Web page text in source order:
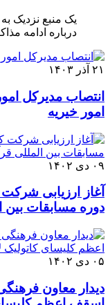
یک منبع نزدیک
درباره ادامه
۲۱ آذر ۱۴۰۳
انتصاب مدیرکل
امور خیریه
۰۹ دی ۱۴۰۲
آغاز ارزیابی
دوره مسابقات بین
۰۵ دی ۱۴۰۲
دیدار معاون